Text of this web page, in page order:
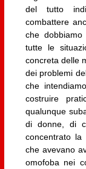
del tutto
combattere
che
tutte le
concreta delle
dei problemi
che
costruire
qualunque
di donne, di
concentrato
che avevano
omofoba nei